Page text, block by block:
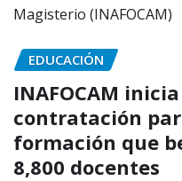
EDUCACIÓN
INAFOCAM
contratación
formación que
8,800 docentes